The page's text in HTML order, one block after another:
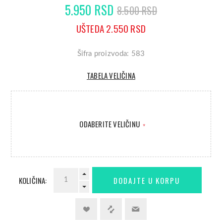
5.950 RSD 8.500 RSD
UŠTEDA 2.550 RSD
Šifra proizvoda: 583
TABELA VELIČINA
ODABERITE VELIČINU *
KOLIČINA: